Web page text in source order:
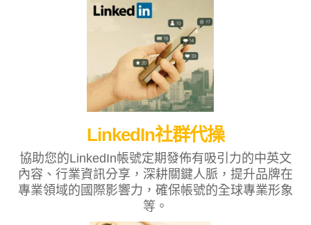
LinkedIn社群代操
協助您的LinkedIn帳號定期發佈有吸引力的中英文
內容、行業資訊分享，深耕關鍵人脈，提升品牌在
專業領域的國際影響力，確保帳號的全球專業形象
等。